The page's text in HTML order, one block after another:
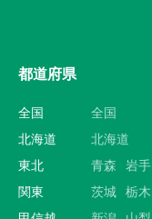
都道府県
全国
全国
北海道
北海道
東北
青森 岩手
関東
茨城 栃木